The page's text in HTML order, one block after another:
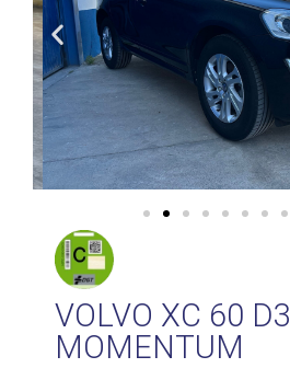
VOLVO XC 60 D3
MOMENTUM